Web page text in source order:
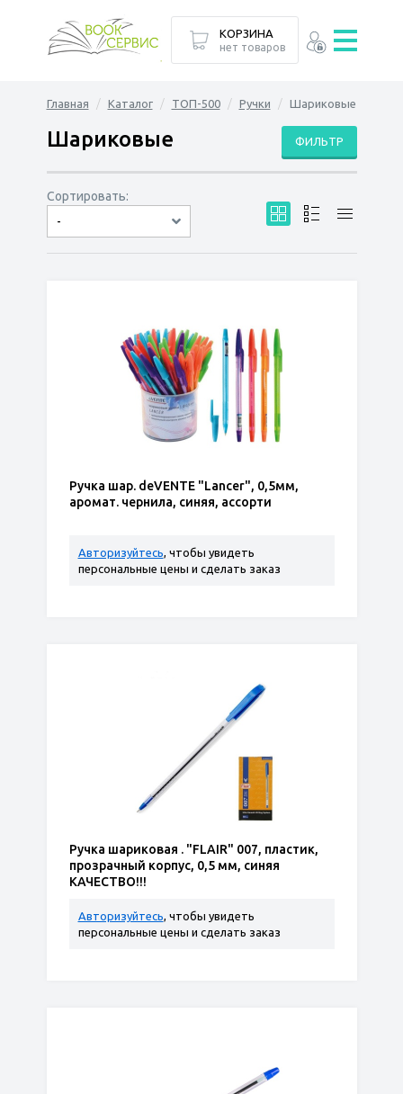
Главная Каталог ТОП-500 Ручки Шариковые
ФИЛЬТР
Шариковые
Сортировать:
-
по дате
по популярности
сначала дешёвые
сначала дорогие
Ручка шар. deVENTE "Lancer", 0,5мм,
аромат. чернила, синяя, ассорти
Авторизуйтесь, чтобы увидеть
персональные цены и сделать заказ
Ручка шариковая . "FLAIR" 007, пластик,
прозрачный корпус, 0,5 мм, синяя
КАЧЕСТВО!!!
Авторизуйтесь, чтобы увидеть
персональные цены и сделать заказ
КОРЗИНА
нет товаров